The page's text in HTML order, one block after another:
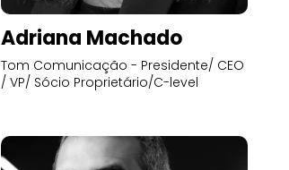
Adriana Machado
Tom Comunicação - Presidente/ CEO
/ VP/ Sócio Proprietário/C-level